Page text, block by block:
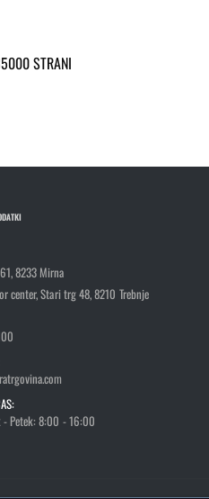
STRANI
8233 Mirna
center, Stari trg 48, 8210 Trebnje
- Petek: 8:00 - 16:00